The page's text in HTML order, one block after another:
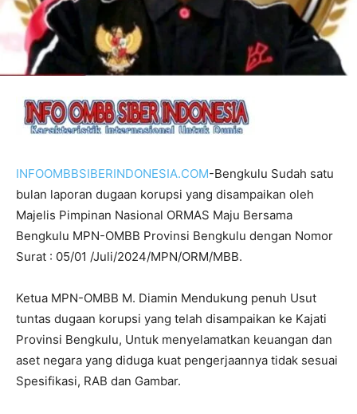
INFOOMBBSIBERINDONESIA.COM-Bengkulu Sudah satu
bulan laporan dugaan korupsi yang disampaikan oleh
Majelis Pimpinan Nasional ORMAS Maju Bersama
Bengkulu MPN-OMBB Provinsi Bengkulu dengan Nomor
Surat : 05/01 /Juli/2024/MPN/ORM/MBB.
Ketua MPN-OMBB M. Diamin Mendukung penuh Usut
tuntas dugaan korupsi yang telah disampaikan ke Kajati
Provinsi Bengkulu, Untuk menyelamatkan keuangan dan
aset negara yang diduga kuat pengerjaannya tidak sesuai
Spesifikasi, RAB dan Gambar.